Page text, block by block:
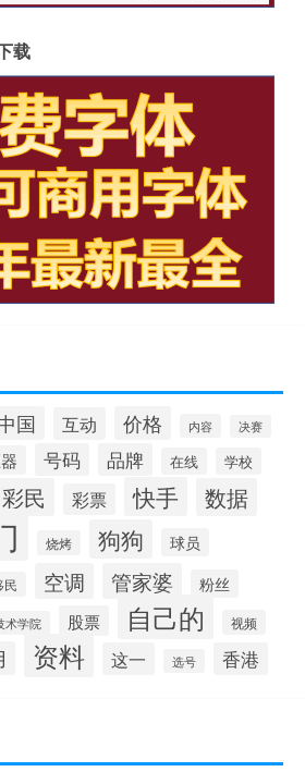
载
国 互动 价格 内容 决赛
号码 品牌 在线 学校
彩民 彩票 快手 数据
烧烤 狗狗 球员
民 空调 管家婆 粉丝
术学院 股票 自己的 视频
资料 这一 选号 香港